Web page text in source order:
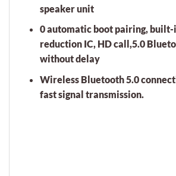
speaker unit
0 automatic boot pairing,
reduction IC, HD call,5.0
without delay
Wireless Bluetooth 5.0
fast signal transmission.